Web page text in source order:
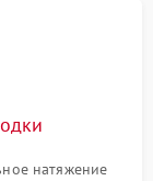
натяжение